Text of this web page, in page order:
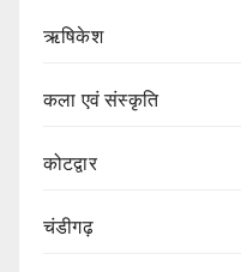
ऋषिकेश
कला एवं संस्कृति
कोटद्वार
चंडीगढ़